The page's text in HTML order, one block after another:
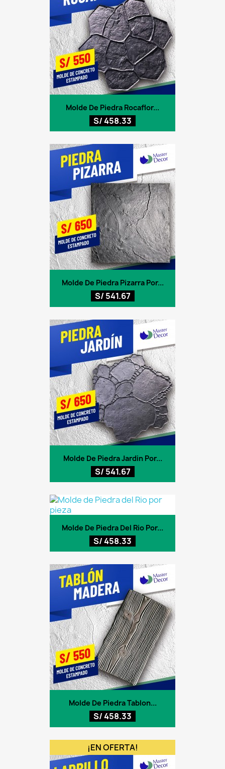
Molde De Piedra Rocaflor...
S/ 458.33
Molde De Piedra Pizarra Por...
S/ 541.67
Molde De Piedra Jardin Por...
S/ 541.67
Molde De Piedra Del Rio Por...
S/ 458.33
Molde De Piedra Tablon...
S/ 458.33
¡EN OFERTA!